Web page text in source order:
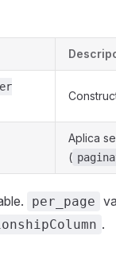
Aplica
(
per_page
.